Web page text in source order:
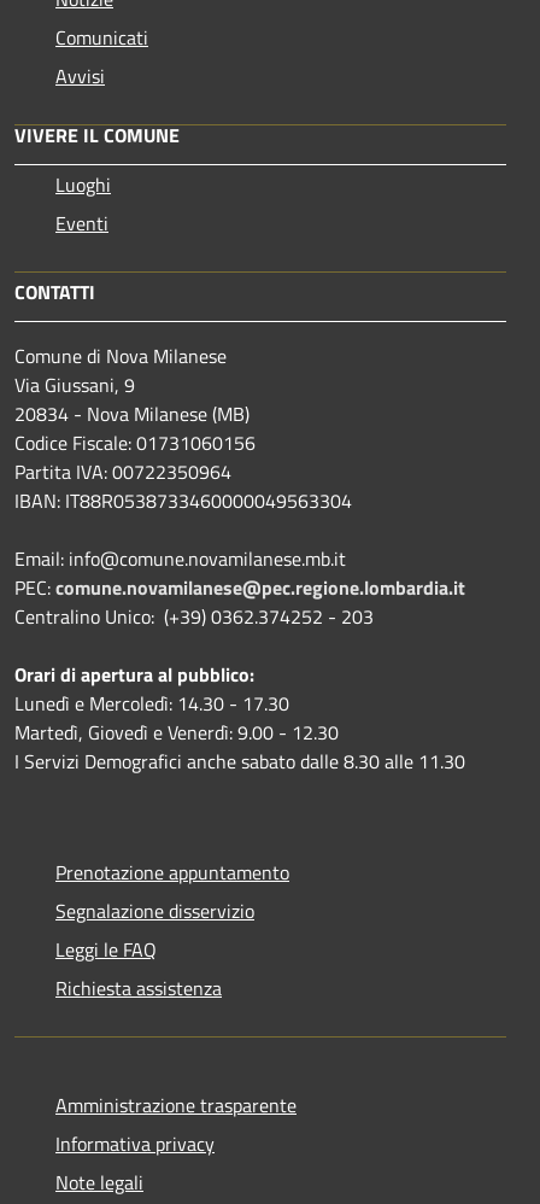
Comunicati
Avvisi
VIVERE IL COMUNE
Luoghi
Eventi
CONTATTI
Comune di Nova Milanese
Via Giussani, 9
20834 - Nova Milanese (MB)
Codice Fiscale: 01731060156
Partita IVA: 00722350964
IBAN: IT88R0538733460000049563304
Email: info@comune.novamilanese.mb.it
PEC:comune.novamilanese@pec.regione.lombardia.it
Centralino Unico: (+39) 0362.374252 - 203
Orari di apertura al pubblico:
Lunedì e Mercoledì: 14.30 - 17.30
Martedì, Giovedì e Venerdì: 9.00 - 12.30
I Servizi Demografici anche sabato dalle 8.30 alle 11.30
Prenotazione appuntamento
Segnalazione disservizio
Leggi le FAQ
Richiesta assistenza
Amministrazione trasparente
Informativa privacy
Note legali